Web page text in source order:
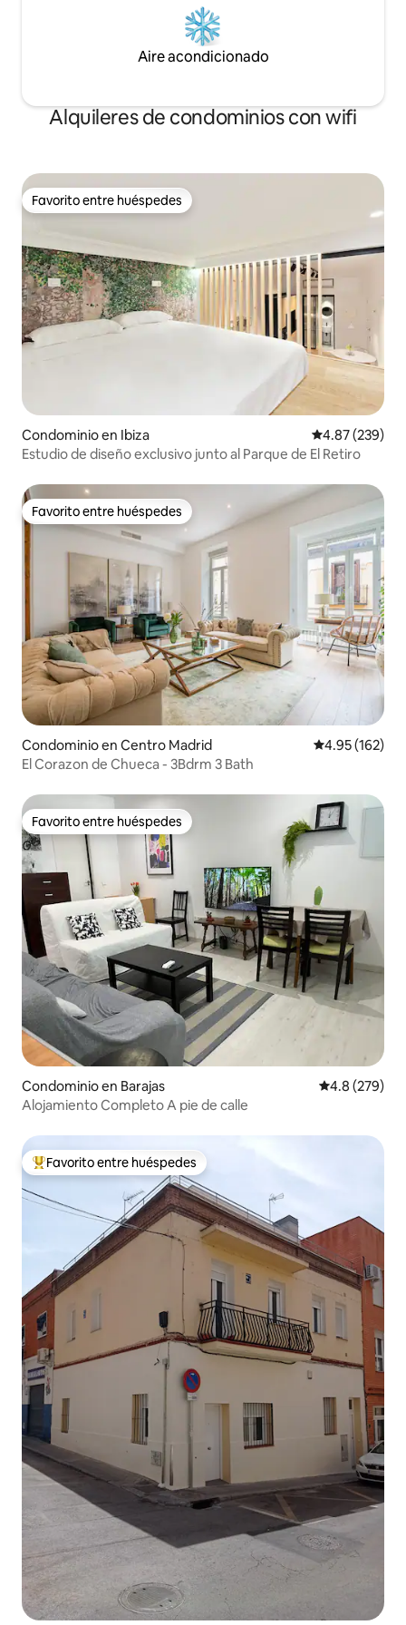
Aire acondicionado
Alquileres de condominios con wifi
Favorito entre huéspedes
Favorito entre huéspedes
Condominio en Ibiza Calificación
4.87 (239)
Estudio de diseño exclusivo junto al Parque de El Retiro
Favorito entre huéspedes
Favorito entre huéspedes
Condominio en Centro Madrid Calificación
4.95 (162)
El Corazon de Chueca - 3Bdrm 3 Bath
Favorito entre huéspedes
Favorito entre huéspedes
Condominio en Barajas Calificación
4.8 (279)
Alojamiento Completo A pie de calle
De los mejores en Favorito entre huéspedes
Favorito entre huéspedes